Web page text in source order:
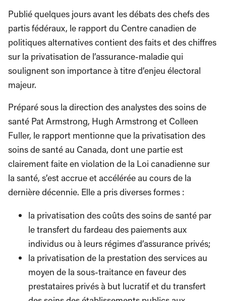
Publié quelques jours avant les débats des chefs des
partis fédéraux, le rapport du Centre canadien de
politiques alternatives contient des faits et des chiffres
sur la privatisation de l’assurance-maladie qui
soulignent son importance à titre d’enjeu électoral
majeur.
Préparé sous la direction des analystes des soins de
santé Pat Armstrong, Hugh Armstrong et Colleen
Fuller, le rapport mentionne que la privatisation des
soins de santé au Canada, dont une partie est
clairement faite en violation de la Loi canadienne sur
la santé, s’est accrue et accélérée au cours de la
dernière décennie. Elle a pris diverses formes :
la privatisation des coûts des soins de santé par
le transfert du fardeau des paiements aux
individus ou à leurs régimes d’assurance privés;
la privatisation de la prestation des services au
moyen de la sous-traitance en faveur des
prestataires privés à but lucratif et du transfert